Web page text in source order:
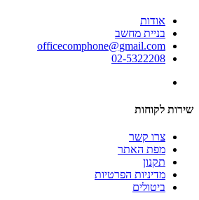
אודות
בניית מחשב
officecomphone@gmail.com
02-5322208
שירות לקוחות
צרו קשר
מפת האתר
תקנון
מדיניות הפרטיות
ביטולים